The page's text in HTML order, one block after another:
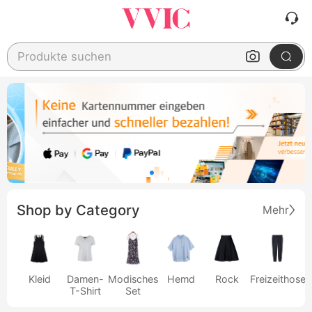
Produkte suchen
Shop by Category Mehr
Kleid
Damen-
T-Shirt
Modisches
Set
Hemd Rock Freizeithose